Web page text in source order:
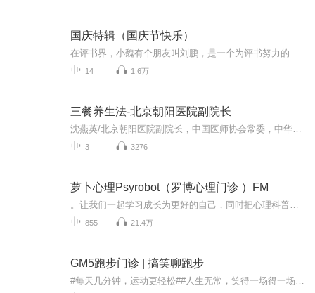
国庆特辑（国庆节快乐）
14 1.6万
三餐养生法-北京朝阳医院副院长
3 3276
萝卜心理Psyrobot（罗博心理门诊 ）FM
855 21.4万
GM5跑步门诊 | 搞笑聊跑步